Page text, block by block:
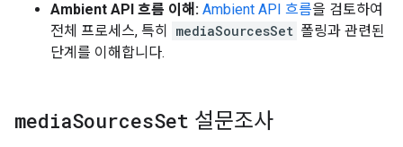
Ambient API 흐름 이해: Ambient API 흐름을 검토하여
전체 프로세스, 특히
mediaSourcesSet 폴링과 관련된
단계를 이해합니다.
mediaSourcesSet 설문조사